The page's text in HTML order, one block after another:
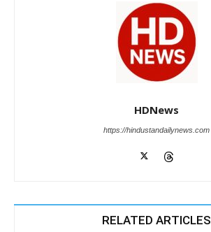
HDNews
https://hindustandailynews.com
RELATED ARTICLES